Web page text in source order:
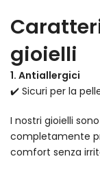
gioielli
1. Antiallergici
✔️ Sicuri per la
I nostri gioielli
completamente
comfort senza